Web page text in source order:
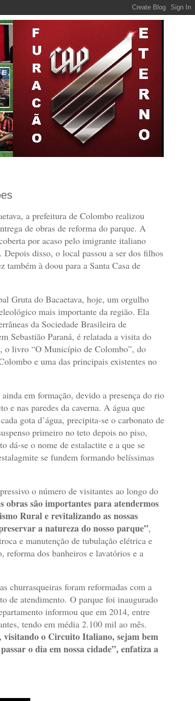
a prefeitura de Colombo realizou
de obras de reforma do parque. A
por acaso pelo imigrante italiano
disso, o local passou a ser dos filhos
à doou para a Santa Casa de
Gruta do Bacaetava, hoje, um orgulho
mais importante da região. Ela
da Sociedade Brasileira de
Sebastião Paraná, é relatada a visita do
o livro “O Município de Colombo”, do
e uma das principais existentes no
em formação, devido a presença do rio
e nas paredes da caverna. A água que
gota d’água, precipita-se o carbonato de
primeiro no teto depois no piso,
se o nome de estalactite e a que se
se fundem formando belíssimas
o número de visitantes ao longo do
obras são importantes para atendermos
Rural e revitalizando as nossas
a natureza do nosso parque”,
e manutenção de tubulação elétrica e
reforma dos banheiros e lavatórios e a
churrasqueiras foram reformadas com a
de atendimento. O parque foi inaugurado
informou que em 2014, entre
tendo em média 2.100 mil ao mês.
visitando o Circuito Italiano, sejam bem
o dia em nossa cidade”, enfatiza a